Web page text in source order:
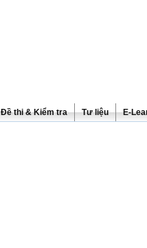
Đề thi & Kiểm tra Tư liệu E-